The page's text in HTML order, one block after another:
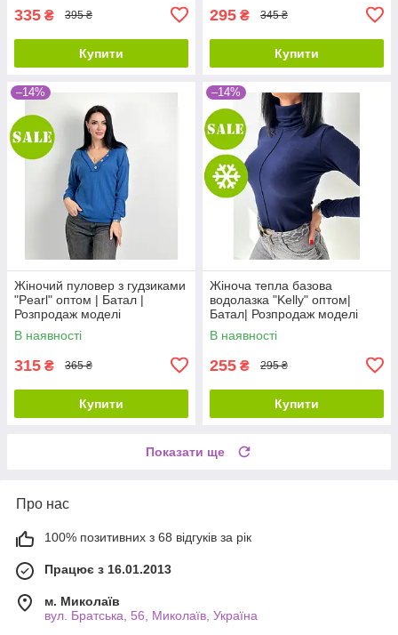
335 ₴ 395 ₴
Купити
295 ₴ 345 ₴
Купити
–14%
Жіночий пуловер з гудзиками
"Pearl" оптом | Батал |
Розпродаж моделі
В наявності
315 ₴ 365 ₴
Купити
–14%
Жіноча тепла базова
водолазка "Kelly" оптом|
Батал| Розпродаж моделі
В наявності
255 ₴ 295 ₴
Купити
Показати ще
Про нас
100% позитивних з 68 відгуків за рік
Працює з 16.01.2013
м. Миколаїв
вул. Братська, 56, Миколаїв, Україна